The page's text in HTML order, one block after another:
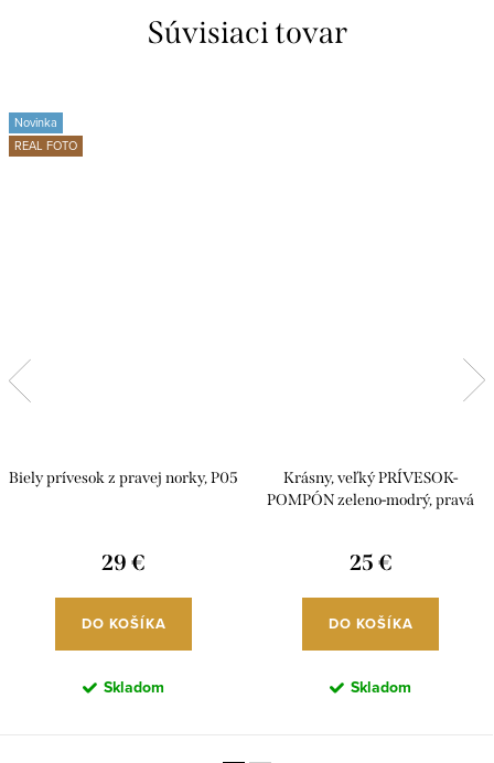
Súvisiaci tovar
Novinka
REAL FOTO
Biely prívesok z pravej norky, P05
29 €
DO KOŠÍKA
Skladom
Krásny, veľký PRÍVESOK-
POMPÓN zeleno-modrý, pravá
25 €
DO KOŠÍKA
Skladom